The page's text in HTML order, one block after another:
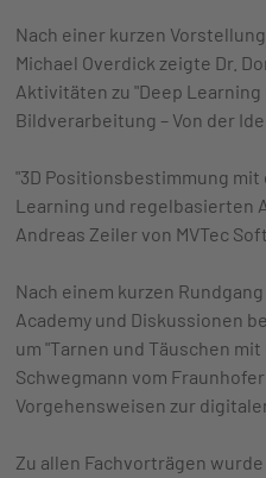
Nach einer kurzen
Michael Overdick zeigte Dr.
Aktivitäten zu "Deep
Bildverarbeitung – Von der
"3D Positionsbestimmung
Learning und regelbasierten
Andreas Zeiler von MVTec
Nach einem kurzen
Academy und Diskussionen
um "Tarnen und Täuschen
Schwegmann vom
Vorgehensweisen zur
Zu allen Fachvorträgen